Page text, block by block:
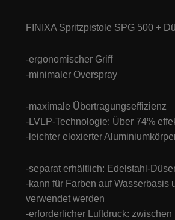
FINIXA Spritzpistole SPG 500 +
-ergonomischer Griff
-minimaler Overspray
-maximale Übertragungseffizienz
-LVLP-Technologie: Über 74%
-leichter eloxierter
-separat erhältlich: Edelstahl-
-kann für Farben auf Wasserbasis
verwendet werden
-erforderlicher Luftdruck: zwischen